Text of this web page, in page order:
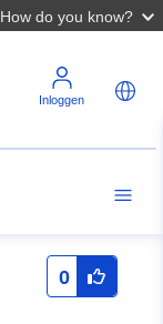
How do you know?
Inloggen
0